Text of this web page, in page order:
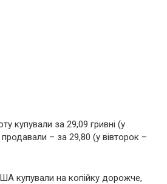
купували за 29,09 гривні (у
– за 29,80 (у вівторок –
купували на копійку дорожче,